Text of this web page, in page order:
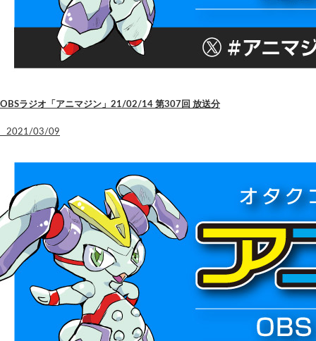
OBSラジオ「アニマジン」21/02/14 第307回 放送分
2021/03/09